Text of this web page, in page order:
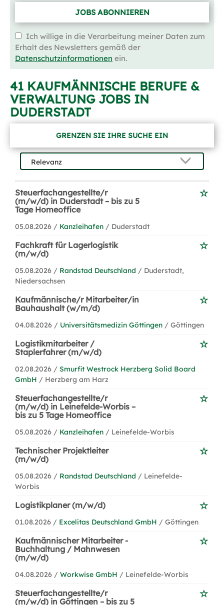
JOBS ABONNIEREN
Ich willige in die Verarbeitung meiner Daten zum
Erhalt des Newsletters gemäß der
Datenschutzinformationen ein.
41 KAUFMÄNNISCHE BERUFE &
VERWALTUNG JOBS IN
DUDERSTADT
GRENZEN SIE IHRE SUCHE EIN
Steuerfachangestellte/r
(m/w/d) in Duderstadt – bis zu 5
Tage Homeoffice
05.08.2026 / Kanzleihafen / Duderstadt
Fachkraft für Lagerlogistik
(m/w/d)
05.08.2026 / Randstad Deutschland / Duderstadt,
Niedersachsen
Kaufmännische/r Mitarbeiter/in
Bauhaushalt (w/m/d)
04.08.2026 / Universitätsmedizin Göttingen / Göttingen
Logistikmitarbeiter /
Staplerfahrer (m/w/d)
02.08.2026 / Smurfit Westrock Herzberg Solid Board
GmbH / Herzberg am Harz
Steuerfachangestellte/r
(m/w/d) in Leinefelde-Worbis –
bis zu 5 Tage Homeoffice
05.08.2026 / Kanzleihafen / Leinefelde-Worbis
Technischer Projektleiter
(m/w/d)
05.08.2026 / Randstad Deutschland / Leinefelde-
Worbis
Logistikplaner (m/w/d)
01.08.2026 / Excelitas Deutschland GmbH / Göttingen
Kaufmännischer Mitarbeiter -
Buchhaltung / Mahnwesen
(m/w/d)
04.08.2026 / Workwise GmbH / Leinefelde-Worbis
Steuerfachangestellte/r
(m/w/d) in Göttingen – bis zu 5